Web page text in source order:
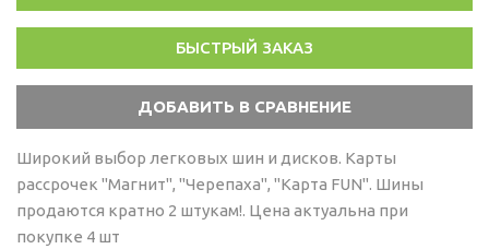
БЫСТРЫЙ ЗАКАЗ
Широкий выбор легковых шин и дисков. Карты
рассрочек "Магнит", "Черепаха", "Карта FUN". Шины
продаются кратно 2 штукам!. Цена актуальна при
покупке 4 шт